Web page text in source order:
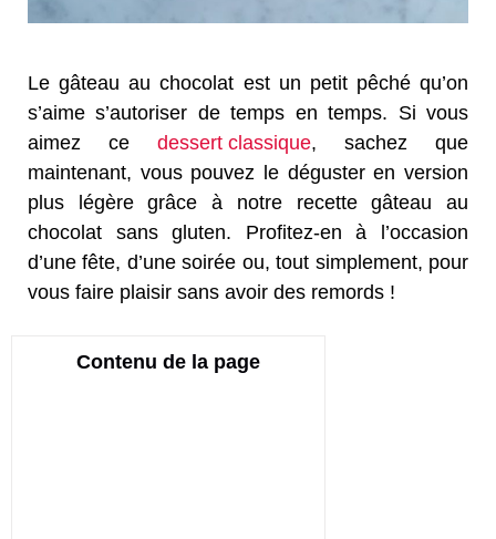
Le gâteau au chocolat est un petit pêché qu’on
s’aime s’autoriser de temps en temps. Si vous
aimez ce dessert classique, sachez que
maintenant, vous pouvez le déguster en version
plus légère grâce à notre recette gâteau au
chocolat sans gluten. Profitez-en à l’occasion
d’une fête, d’une soirée ou, tout simplement, pour
vous faire plaisir sans avoir des remords !
Contenu de la page